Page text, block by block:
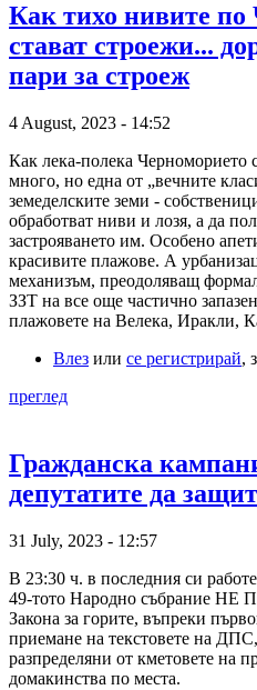
Как тихо нивите по
стават строежи...
пари за строеж
4 August, 2023 - 14:52
Как лека-полека Черноморието
много, но една от „вечните
земеделските земи -
обработват ниви и лозя, а да
застрояването им. Особено
красивите плажове. А
механизъм, преодоляващ
ЗЗТ на все още частично
плажовете на Велека, Иракли,
Влез или се регистрирай,
преглед
Гражданска
депутатите да
31 July, 2023 - 12:57
В 23:30 ч. в последния си
49-тото Народно събрание
Закона за горите, въпреки
приемане на текстовете на
разпределяни от кметовете на
домакинства по места.